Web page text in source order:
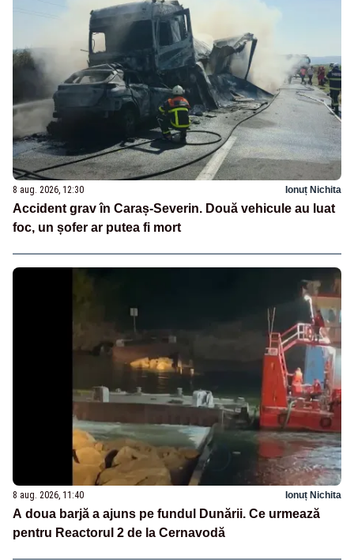
8 aug. 2026, 12:30 Ionuț Nichita
Accident grav în Caraș-Severin. Două vehicule au luat
foc, un șofer ar putea fi mort
8 aug. 2026, 11:40 Ionuț Nichita
A doua barjă a ajuns pe fundul Dunării. Ce urmează
pentru Reactorul 2 de la Cernavodă